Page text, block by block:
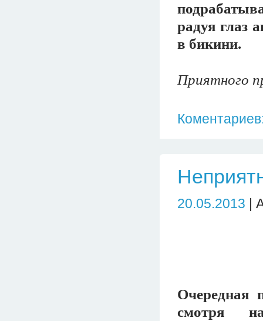
радуя глаз
в бикини.
Приятного
20.05.2013 |
Очередная
смотря